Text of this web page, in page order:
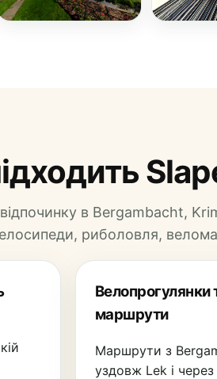
в Bergambacht,
риболовля,
Велопрогулянки
маршрути
Маршрути з
уздовж Lek і через